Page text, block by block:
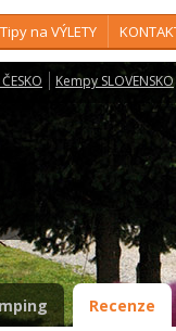
Tipy na VÝLETY
Kempy SLOVENSKO
Recenze